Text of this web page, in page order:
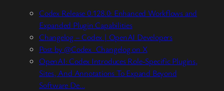
Codex Release 0.128.0: Enhanced Workflows and
Expanded Plugin Capabilities
Changelog – Codex | OpenAI Developers
Post by @Codex_Changelog on X
OpenAI: Codex Introduces Role-Specific Plugins,
Sites, And Annotations To Expand Beyond
Software De…